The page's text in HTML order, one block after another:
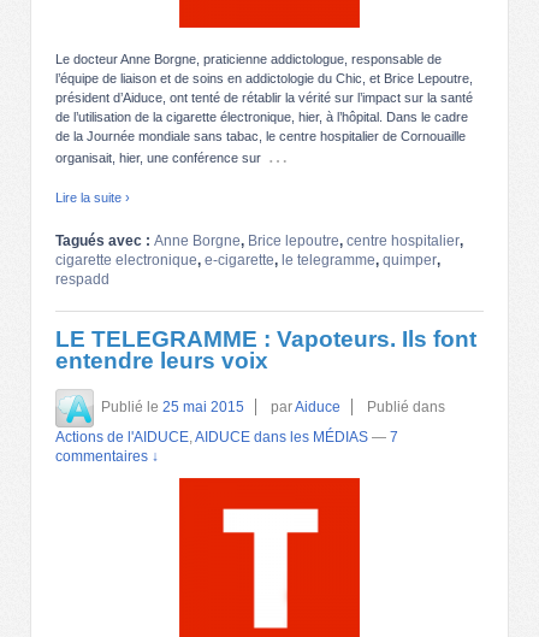
Le docteur Anne Borgne, praticienne addictologue, responsable de
l’équipe de liaison et de soins en addictologie du Chic, et Brice Lepoutre,
président d’Aiduce, ont tenté de rétablir la vérité sur l’impact sur la santé
de l’utilisation de la cigarette électronique, hier, à l’hôpital. Dans le cadre
de la Journée mondiale sans tabac, le centre hospitalier de Cornouaille
organisait, hier, une conférence sur …
Lire la suite ›
Tagués avec : Anne Borgne, Brice lepoutre, centre hospitalier,
cigarette electronique, e-cigarette, le telegramme, quimper,
respadd
LE TELEGRAMME : Vapoteurs. Ils font
entendre leurs voix
Publié le 25 mai 2015 parAiduce
Publié dans
Actions de l'AIDUCE,AIDUCE dans les MÉDIAS — 7
commentaires ↓